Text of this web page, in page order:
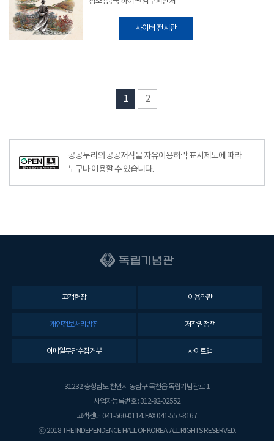
사이버 전시관
1 2
공공누리의 공공저작물 자유이용허락 표시제도에 따라
누구나 이용할 수 있습니다.
고객헌장 이용약관
개인정보처리방침 저작권정책
이메일무단수집거부 사이트맵
31232 충청남도 천안시 동남구 목천읍 독립기념관로 1
사업자등록번호 : 312-82-02552
고객센터 041-560-0114. FAX 041-557-8167.
ⓒ 2018 THE INDEPENDENCE HALL OF KOREA. ALL RIGHTS RESERVED.